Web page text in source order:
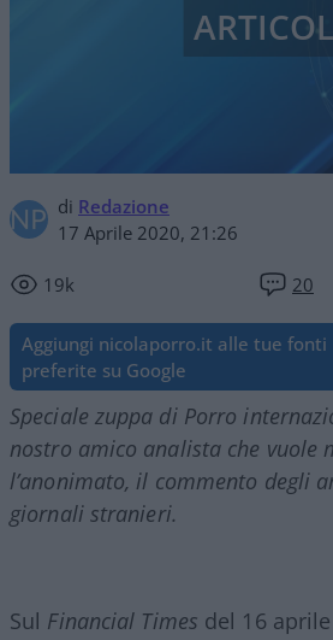
di Redazione
17 Aprile 2020, 21:26
19k 20
Aggiungi nicolaporro.it alle tue fonti
preferite su Google
Speciale zuppa di Porro
nostro amico analista che vuole
l’anonimato, il commento degli
giornali stranieri.
Sul Financial Times del 16